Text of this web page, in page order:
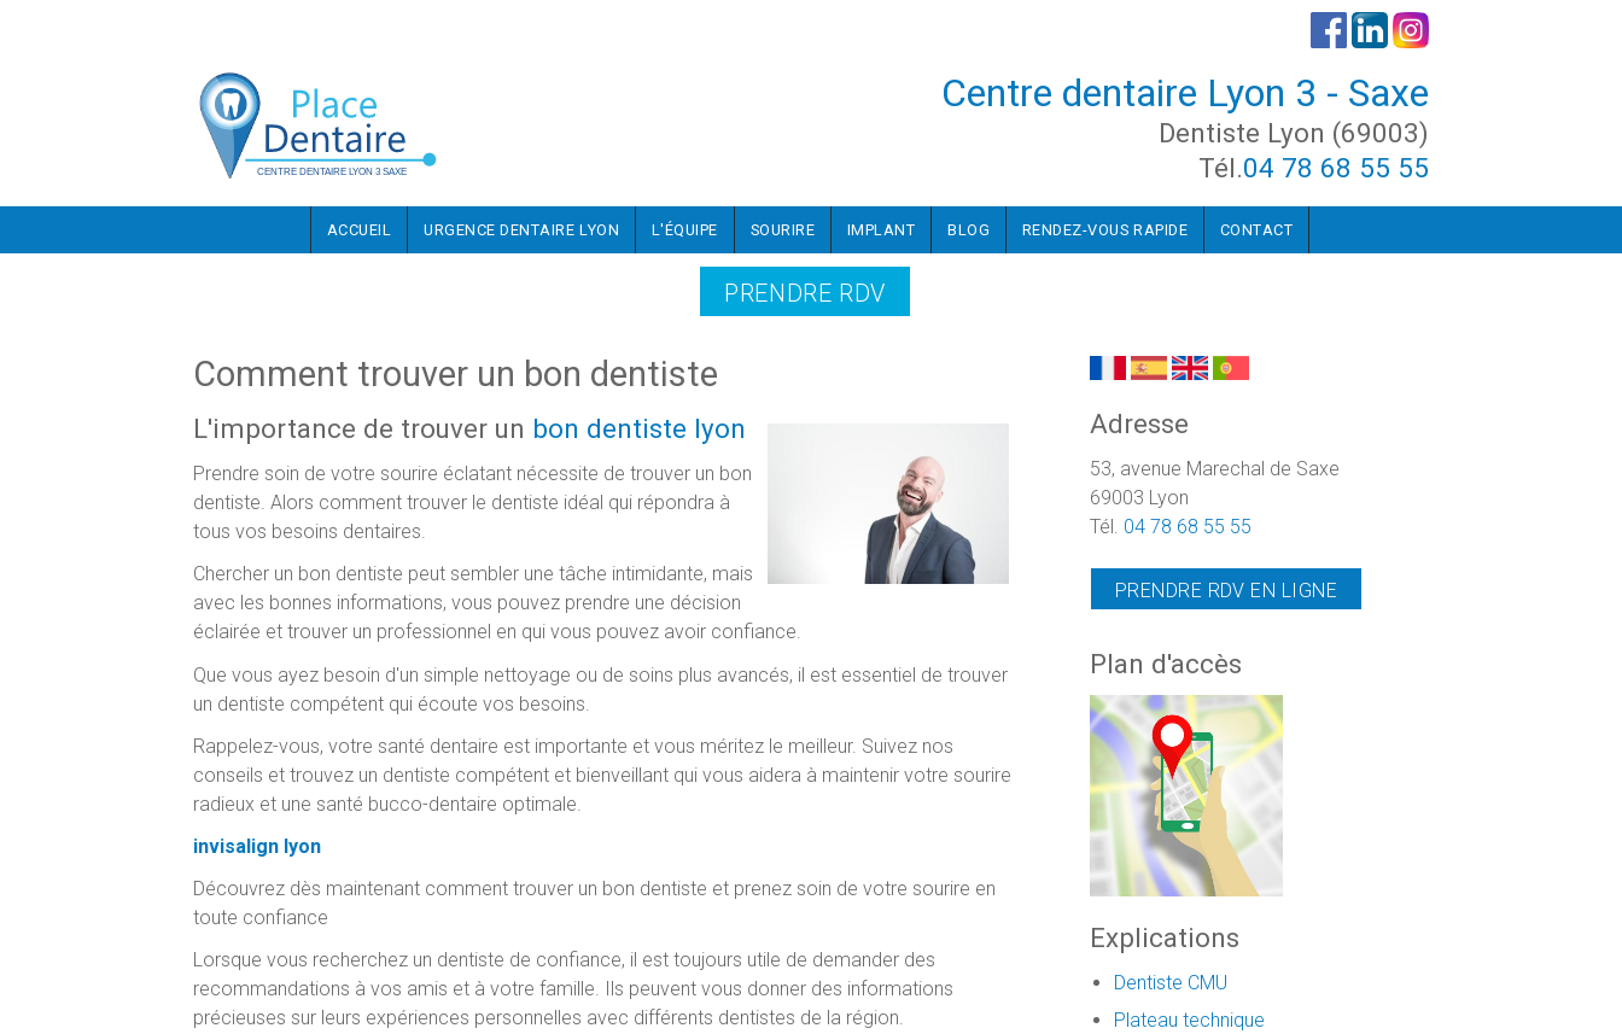
Centre dentaire Lyon 3 - Saxe
Dentiste Lyon (69003)
Tél.04 78 68 55 55
ACCUEIL URGENCE DENTAIRE LYON L'ÉQUIPE SOURIRE IMPLANT BLOG RENDEZ-VOUS RAPIDE CONTACT
PRENDRE RDV
Comment trouver un bon dentiste
L'importance de trouver un bon dentiste lyon
Prendre soin de votre sourire éclatant nécessite de trouver un bon
dentiste. Alors comment trouver le dentiste idéal qui répondra à
tous vos besoins dentaires.
Chercher un bon dentiste peut sembler une tâche intimidante, mais
avec les bonnes informations, vous pouvez prendre une décision
éclairée et trouver un professionnel en qui vous pouvez avoir confiance.
Que vous ayez besoin d'un simple nettoyage ou de soins plus avancés, il est essentiel de trouver
un dentiste compétent qui écoute vos besoins.
Rappelez-vous, votre santé dentaire est importante et vous méritez le meilleur. Suivez nos
conseils et trouvez un dentiste compétent et bienveillant qui vous aidera à maintenir votre sourire
radieux et une santé bucco-dentaire optimale.
invisalign lyon
Découvrez dès maintenant comment trouver un bon dentiste et prenez soin de votre sourire en
toute confiance
Lorsque vous recherchez un dentiste de confiance, il est toujours utile de demander des
recommandations à vos amis et à votre famille. Ils peuvent vous donner des informations
précieuses sur leurs expériences personnelles avec différents dentistes de la région.
Adresse
53, avenue Marechal de Saxe
69003 Lyon
Tél. 04 78 68 55 55
PRENDRE RDV EN LIGNE
Plan d'accès
Explications
Dentiste CMU
Plateau technique